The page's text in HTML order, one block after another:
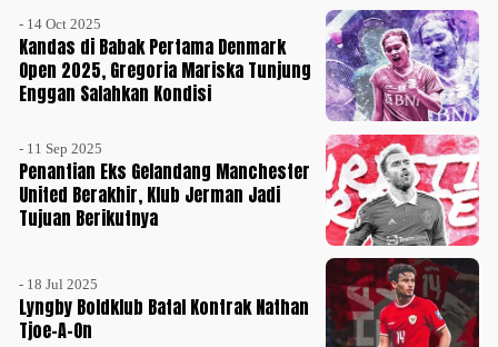
- 14 Oct 2025
Kandas di Babak Pertama Denmark
Open 2025, Gregoria Mariska Tunjung
Enggan Salahkan Kondisi
- 11 Sep 2025
Penantian Eks Gelandang Manchester
United Berakhir, Klub Jerman Jadi
Tujuan Berikutnya
- 18 Jul 2025
Lyngby Boldklub Batal Kontrak Nathan
Tjoe-A-On